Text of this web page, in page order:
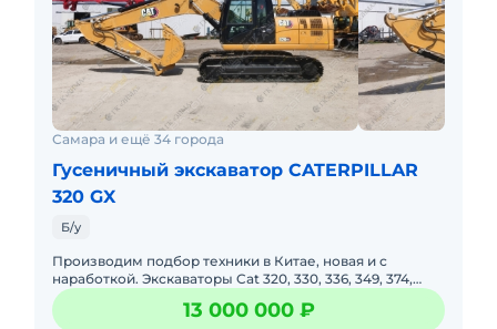
Самара и ещё 34 города
Гусеничный экскаватор CATERPILLAR
320 GX
Б/у
Производим подбор техники в Китае, новая и с
наработкой. Экскаваторы Cat 320, 330, 336, 349, 374,
390.Техника с наработкой в основном из тестовых
парков, в отли
13 000 000 ₽